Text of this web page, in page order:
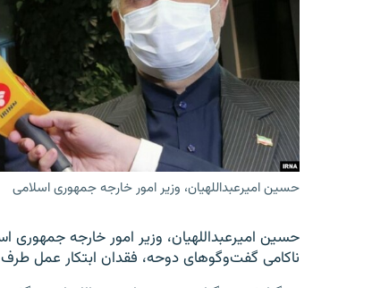
حسین امیرعبداللهیان، وزیر امور خارجه جمهوری اسلامی
حسین امیرعبداللهیان، وزیر امور خارجه
ناکامی گفت‌وگوهای دوحه، فقدان ابتکار عمل